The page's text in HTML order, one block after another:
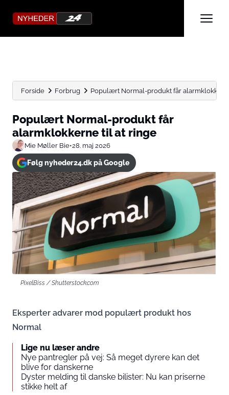
Forside Forbrug Populært Normal-produkt får
Populært Normal-produkt får
alarmklokkerne til at ringe
Mie Møller Bie•28. maj 2026
Følg nyheder24.dk på Google
PixelBiss / Shutterstock.com
Eksperter advarer mod populært produkt hos
Normal
Lige nu læser andre
Nye pantregler på vej: Så meget dyrere kan det
blive for danskerne
Dyster melding til danske bilister: Nu kan priserne
stikke helt af